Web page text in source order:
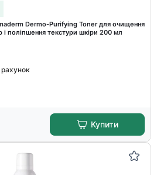
Dermo-Purifying Toner для очищення
поліпшення текстури шкіри 200 мл
Купити